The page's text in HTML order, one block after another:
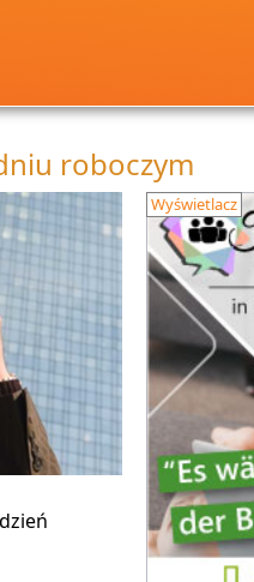
roboczym
Wyświetlacz